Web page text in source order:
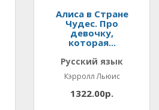
Алиса в Стране
Чудес. Про
девочку,
которая...
Русский язык
Кэрролл Льюис
1322.00р.